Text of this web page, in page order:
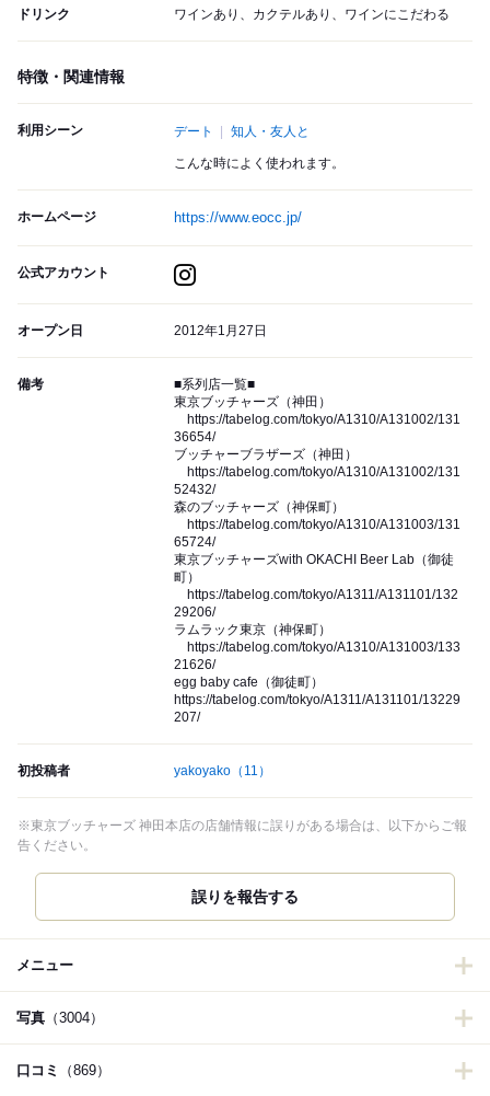
ドリンク ワインあり、カクテルあり、ワインにこだわる
特徴・関連情報
利用シーン デート 知人・友人と
こんな時によく使われます。
ホームページ https://www.eocc.jp/
公式アカウント
オープン日 2012年1月27日
備考
■系列店一覧■
東京ブッチャーズ（神田）
https://tabelog.com/tokyo/A1310/A131002/131
36654/
ブッチャーブラザーズ（神田）
https://tabelog.com/tokyo/A1310/A131002/131
52432/
森のブッチャーズ（神保町）
https://tabelog.com/tokyo/A1310/A131003/131
65724/
東京ブッチャーズwith OKACHI Beer Lab（御徒
町）
https://tabelog.com/tokyo/A1311/A131101/132
29206/
ラムラック東京（神保町）
https://tabelog.com/tokyo/A1310/A131003/133
21626/
egg baby cafe（御徒町）
https://tabelog.com/tokyo/A1311/A131101/13229
207/
初投稿者 yakoyako （11）
※東京ブッチャーズ 神田本店の店舗情報に誤りがある場合は、以下からご報
告ください。
誤りを報告する
メニュー
写真 （3004）
口コミ （869）